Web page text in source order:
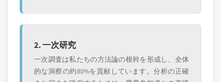
2. 一次研究
一次調査は私たちの方法論の根幹を形成し、全体
的な洞察の約80%を貢献しています。分析の正確